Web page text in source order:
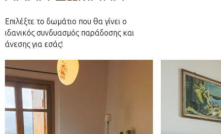
Επιλέξτε το δωμάτιο που θα γίνει ο
ιδανικός συνδυασμός παράδοσης και
άνεσης για εσάς!